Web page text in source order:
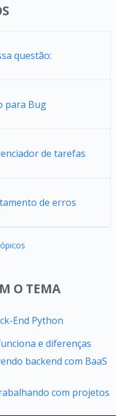
questão:
para Bug
de tarefas
de erros
O TEMA
End Python
e diferenças
backend com BaaS
com projetos